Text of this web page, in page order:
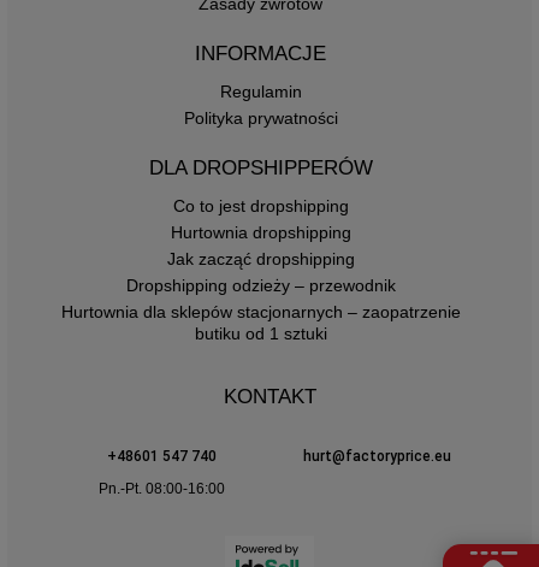
INFORMACJE
Regulamin
Polityka prywatności
DLA DROPSHIPPERÓW
Co to jest dropshipping
Hurtownia dropshipping
Jak zacząć dropshipping
Dropshipping odzieży – przewodnik
Hurtownia dla sklepów stacjonarnych – zaopatrzenie
butiku od 1 sztuki
KONTAKT
+48601 547 740
hurt@factoryprice.eu
Pn.-Pt. 08:00-16:00